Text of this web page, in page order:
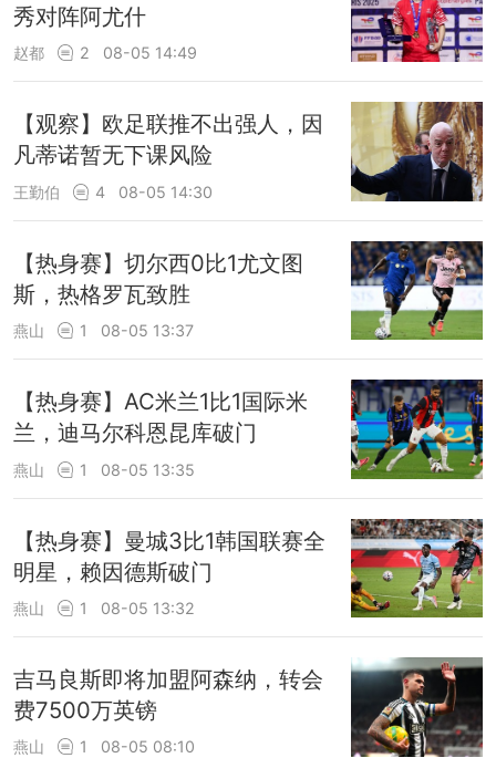
秀对阵阿尤什
赵都 2 08-05 14:49
【观察】欧足联推不出强人，因
凡蒂诺暂无下课风险
王勤伯 4 08-05 14:30
【热身赛】切尔西0比1尤文图
斯，热格罗瓦致胜
燕山 1 08-05 13:37
【热身赛】AC米兰1比1国际米
兰，迪马尔科恩昆库破门
燕山 1 08-05 13:35
【热身赛】曼城3比1韩国联赛全
明星，赖因德斯破门
燕山 1 08-05 13:32
吉马良斯即将加盟阿森纳，转会
费7500万英镑
燕山 1 08-05 08:10